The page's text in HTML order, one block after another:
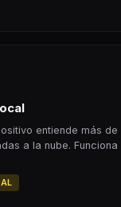
entiende más de
a la nube.